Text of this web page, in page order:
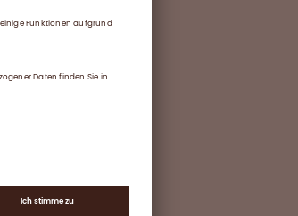
Die regulär
haben ein
einen
wir die